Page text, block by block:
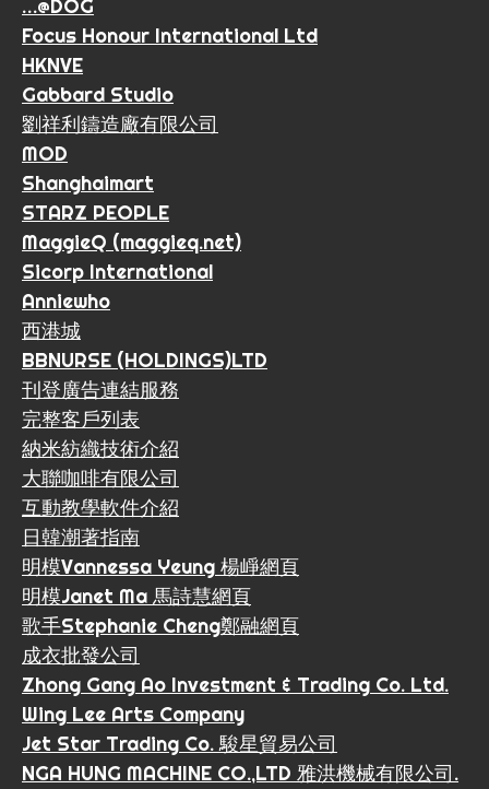
…@DOG
Focus Honour International Ltd
HKNVE
Gabbard Studio
劉祥利鑄造廠有限公司
MOD
Shanghaimart
STARZ PEOPLE
MaggieQ (maggieq.net)
Sicorp International
Anniewho
西港城
BBNURSE (HOLDINGS)LTD
刊登廣告連結服務
完整客戶列表
納米紡織技術介紹
大聯咖啡有限公司
互動教學軟件介紹
日韓潮著指南
明模Vannessa Yeung 楊崢網頁
明模Janet Ma 馬詩慧網頁
歌手Stephanie Cheng鄭融網頁
成衣批發公司
Zhong Gang Ao Investment & Trading Co. Ltd.
Wing Lee Arts Company
Jet Star Trading Co. 駿星貿易公司
NGA HUNG MACHINE CO.,LTD 雅洪機械有限公司.